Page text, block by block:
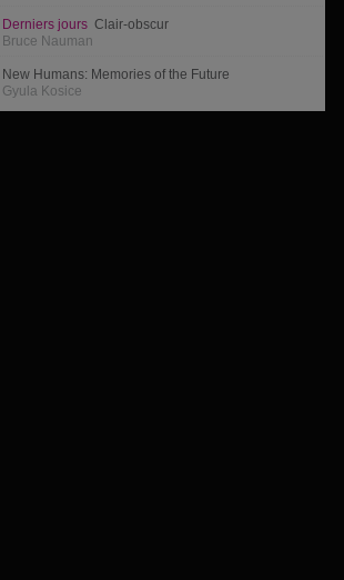
Derniers jours Clair-obscur
Bruce Nauman
New Humans: Memories of the Future
Gyula Kosice